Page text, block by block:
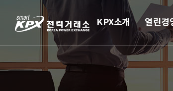
KPX소개 열린경